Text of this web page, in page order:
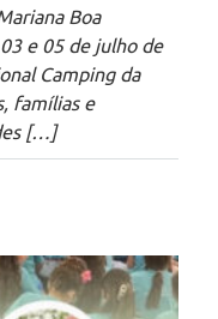
Boa
e 05 de julho de
Camping da
famílias e
[…]